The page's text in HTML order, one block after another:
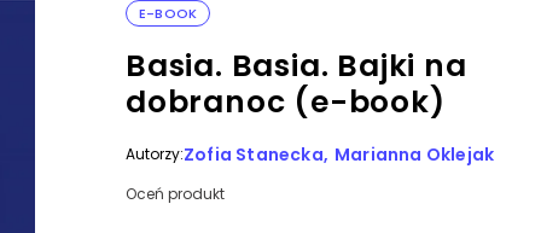
E-BOOK
Basia. Basia. Bajki na
dobranoc (e-book)
Autorzy:Zofia Stanecka Marianna Oklejak
Oceń produkt